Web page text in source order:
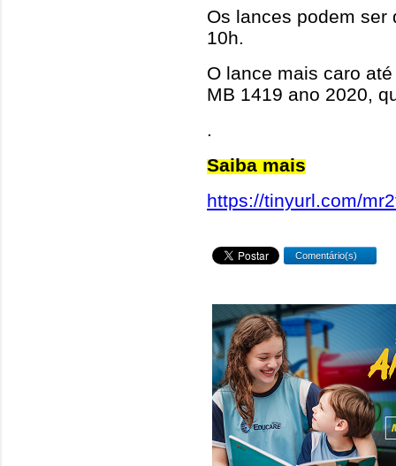
Os lances podem ser
10h.
O lance mais caro
MB 1419 ano 2020,
.
Saiba mais
https://tinyurl.com/
Comentário(s)